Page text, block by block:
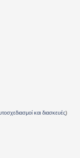
και διασκευές)